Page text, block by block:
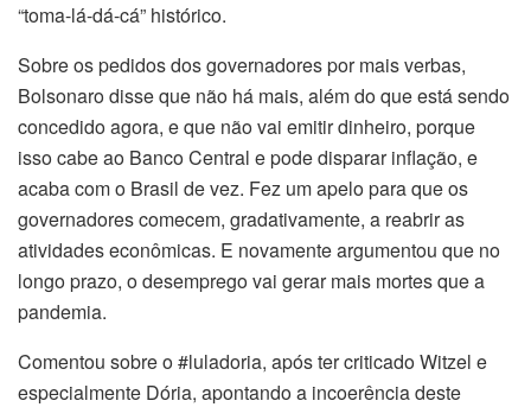
“toma-lá-dá-cá” histórico.
Sobre os pedidos dos governadores por mais verbas,
Bolsonaro disse que não há mais, além do que está sendo
concedido agora, e que não vai emitir dinheiro, porque
isso cabe ao Banco Central e pode disparar inflação, e
acaba com o Brasil de vez. Fez um apelo para que os
governadores comecem, gradativamente, a reabrir as
atividades econômicas. E novamente argumentou que no
longo prazo, o desemprego vai gerar mais mortes que a
pandemia.
Comentou sobre o #luladoria, após ter criticado Witzel e
especialmente Dória, apontando a incoerência deste